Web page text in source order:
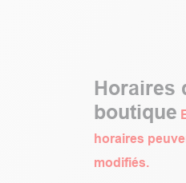
Horaires
boutique
horaires
modifiés.